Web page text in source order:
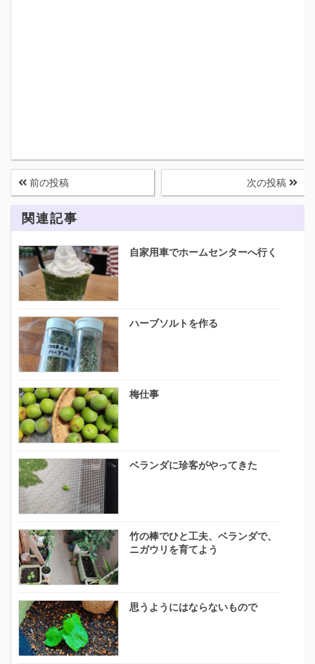
前の投稿 次の投稿
関連記事
自家用車でホームセンターへ行く
ハーブソルトを作る
梅仕事
ベランダに珍客がやってきた
竹の棒でひと工夫、ベランダで、
ニガウリを育てよう
思うようにはならないもので